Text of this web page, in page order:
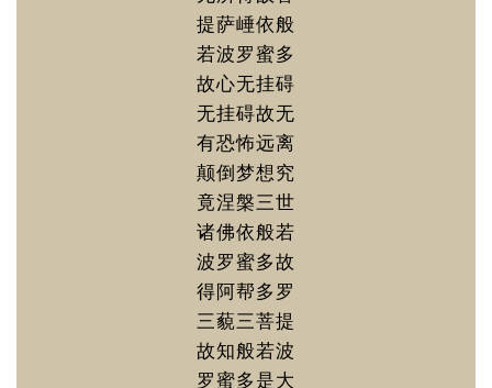
提萨崜依般
若波罗蜜多
故心无挂碍
无挂碍故无
有恐怖远离
颠倒梦想究
竟涅槃三世
诸佛依般若
波罗蜜多故
得阿帮多罗
三藐三菩提
故知般若波
罗蜜多是大